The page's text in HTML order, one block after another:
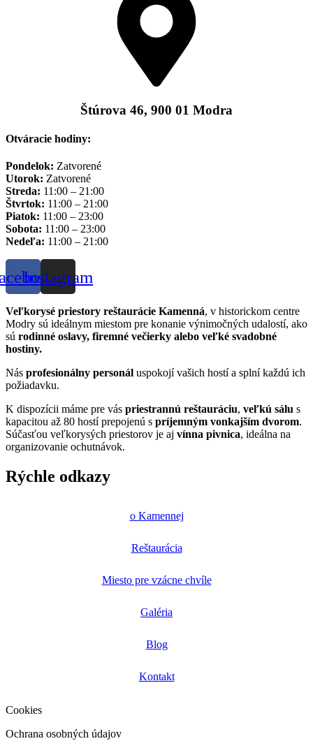
Štúrova 46, 900 01 Modra
Otváracie hodiny:
Pondelok: Zatvorené
Utorok: Zatvorené
Streda: 11:00 – 21:00
Štvrtok: 11:00 – 21:00
Piatok: 11:00 – 23:00
Sobota: 11:00 – 23:00
Nedeľa: 11:00 – 21:00
Instagram
Veľkorysé priestory reštaurácie Kamenná, v historickom centre
Modry sú ideálnym miestom pre konanie výnimočných udalostí, ako
sú rodinné oslavy, firemné večierky alebo veľké svadobné
hostiny.
Nás profesionálny personál uspokojí vašich hostí a splní každú ich
požiadavku.
K dispozícii máme pre vás priestrannú reštauráciu, veľkú sálu s
kapacitou až 80 hostí prepojenú s príjemným vonkajším dvorom.
Súčasťou veľkorysých priestorov je aj vínna pivnica, ideálna na
organizovanie ochutnávok.
Rýchle odkazy
o Kamennej
Reštaurácia
Miesto pre vzácne chvíle
Galéria
Blog
Kontakt
Cookies
Ochrana osobných údajov